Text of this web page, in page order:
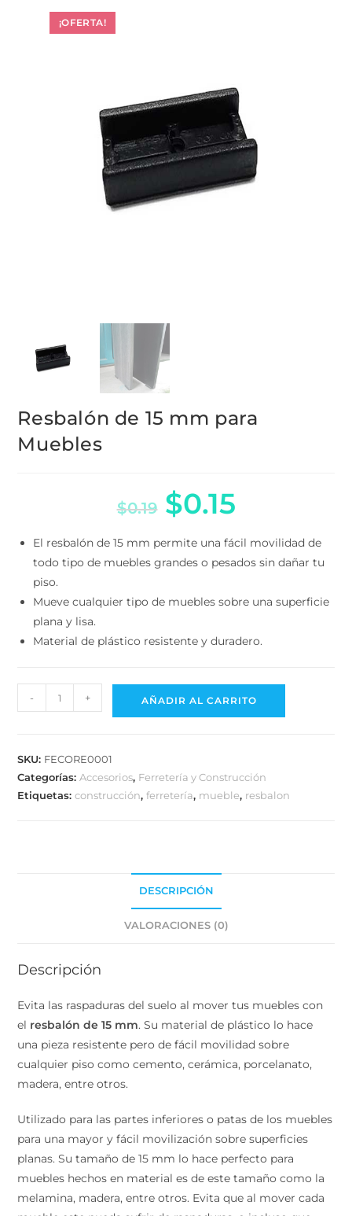
¡OFERTA!
Resbalón de 15 mm para
Muebles
$0.15
todo tipo de muebles grandes o pesados sin dañar
tu piso.
Mueve cualquier tipo de muebles sobre una
superficie plana y lisa.
Material de plástico resistente y duradero.
- + AÑADIR AL CARRITO
Categorías:Accesorios
Etiquetas:construcción,ferretería, mueble,resbalon
DESCRIPCIÓN
VALORACIONES (0)
elresbalón de 15 mm. Su material de plástico lo hace
una pieza resistente pero de fácil movilidad sobre
cualquier piso como cemento, cerámica, porcelanato,
madera, entre otros.
muebles para una mayor y fácil movilización sobre
superficies planas. Su tamaño de 15 mm lo hace
perfecto para muebles hechos en material es de este
tamaño como la melamina, madera, entre otros. Evita
que al mover cada mueble este pueda sufrir de